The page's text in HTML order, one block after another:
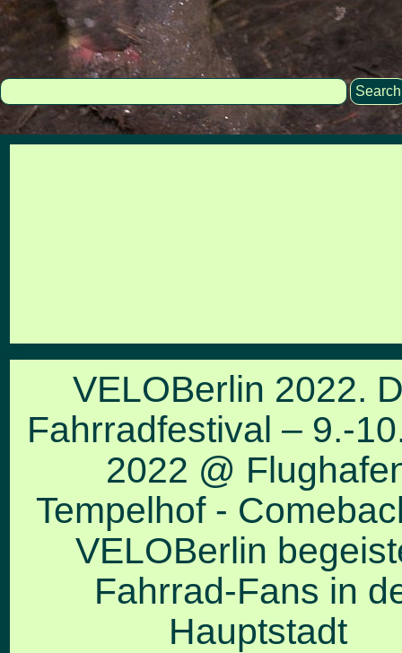
Search
VELOBerlin 2022.
Fahrradfestival – 9.-
2022 @
Tempelhof -
VELOBerlin
Fahrrad-Fans in
Hauptstadt